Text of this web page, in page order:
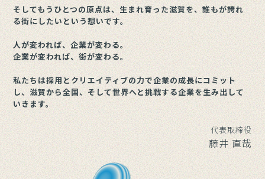
そしてもう ひとつの原点は、生まれ育った滋賀を、誰もが誇れ
る街にしたいという想いです。
人が変われば、企業が変わる。
企業が変われば、街が変わる。
私たち は採用 と ク リエイティブの力で企業の成長にコミ ット
し、滋賀から全国、そ して世界へと挑戦する企業を生み出 して
いき ます。
代表取締役
藤井 直哉